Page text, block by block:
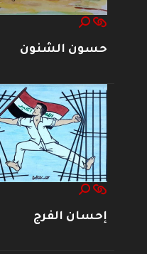
حسون الشنون
إحسان الفرج